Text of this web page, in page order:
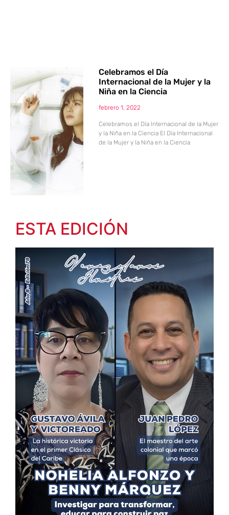
Celebramos el Día
Internacional de la Mujer y la
Niña en la Ciencia
febrero 1, 2022
Celebramos el Día Internacional de la Mujer
y la Niña en la Ciencia El Día Internacional
de la Mujer y la Niña en la Ciencia
ESTA EDICIÓN